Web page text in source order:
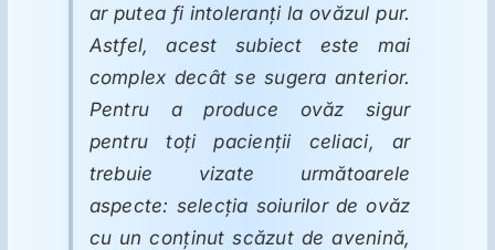
ar putea fi intoleranţi la ovăzul pur.
Astfel, acest subiect este mai
complex decât se sugera anterior.
Pentru a produce ovăz sigur
pentru toţi pacienţii celiaci, ar
trebuie vizate următoarele
aspecte: selecţia soiurilor de ovăz
cu un conţinut scăzut de avenină,